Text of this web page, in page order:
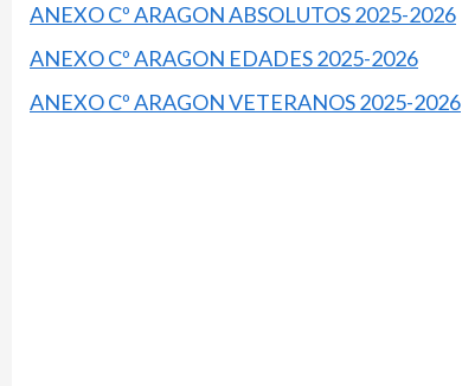
ANEXO Cº ARAGON ABSOLUTOS 2025-2026
ANEXO Cº ARAGON EDADES 2025-2026
ANEXO Cº ARAGON VETERANOS 2025-2026